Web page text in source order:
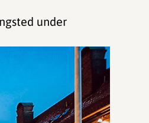
under